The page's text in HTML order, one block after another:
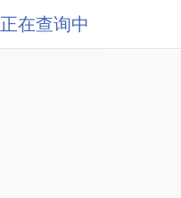
正在查询中